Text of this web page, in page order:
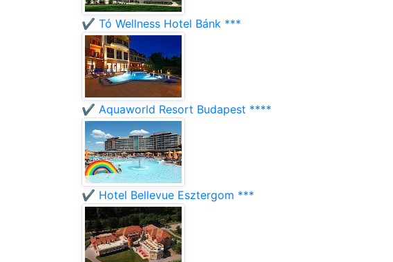
✔️ Tó Wellness Hotel Bánk ***
✔️ Aquaworld Resort Budapest ****
✔️ Hotel Bellevue Esztergom ***